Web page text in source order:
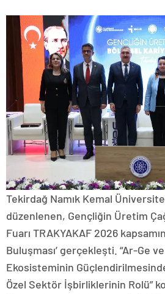
Tekirdağ Namık Kemal
düzenlenen, Gençliğin Üretim
Fuarı TRAKYAKAF 2026
Buluşması’ gerçekleşti. “Ar-Ge
Ekosisteminin
Özel Sektör İşbirliklerinin Rolü”